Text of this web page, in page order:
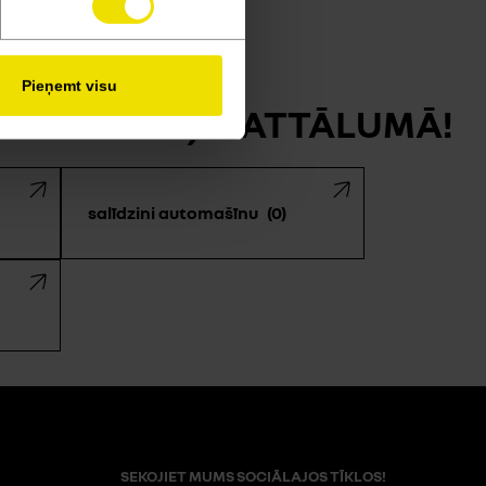
Pieņemt visu
KLIKŠĶA ATTĀLUMĀ!
salīdzini automašīnu 0
SEKOJIET MUMS SOCIĀLAJOS TĪKLOS!